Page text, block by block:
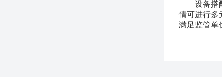
设备搭
情可进行多
满足监管单